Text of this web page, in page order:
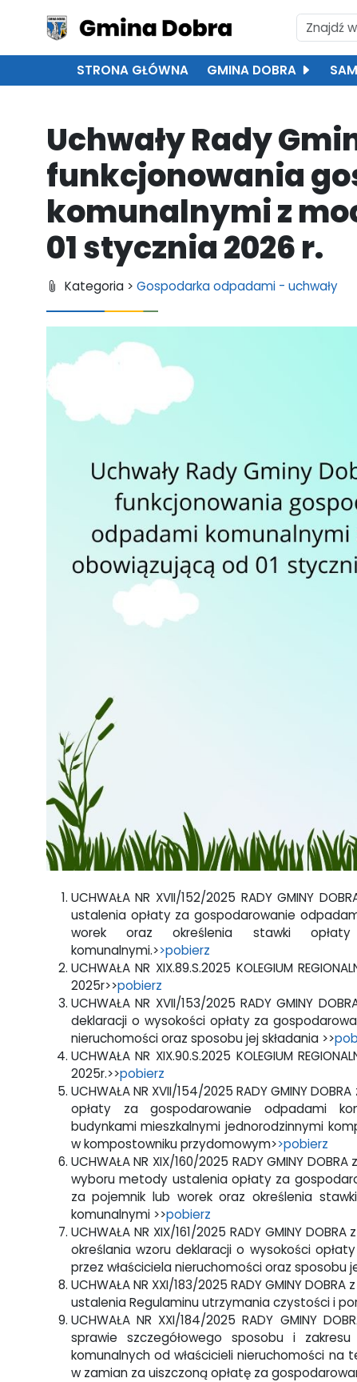
STRONA GŁÓWNA GMINA DOBRA
Uchwały Rady
funkcjonowania
komunalnymi z
01 stycznia 2026 r.
Kategoria >Gospodarka odpadami - uchwały
UCHWAŁA NR XVII/152/2025 RADY GMINY
ustalenia opłaty za gospodarowanie
worek oraz określenia stawki opłaty
komunalnymi.>>pobierz
UCHWAŁA NR XIX.89.S.2025 KOLEGIUM
2025r>>pobierz
UCHWAŁA NR XVII/153/2025 RADY GMINY
deklaracji o wysokości opłaty za
nieruchomości oraz sposobu jej składania >>
UCHWAŁA NR XIX.90.S.2025 KOLEGIUM
2025r.>>pobierz
UCHWAŁA NR XVII/154/2025 RADY GMINY
opłaty za gospodarowanie odpadami
budynkami mieszkalnymi jednorodzinnymi
w kompostowniku przydomowym>>pobierz
UCHWAŁA NR XIX/160/2025 RADY GMINY
wyboru metody ustalenia opłaty za
za pojemnik lub worek oraz określenia
komunalnymi >>pobierz
UCHWAŁA NR XIX/161/2025 RADY GMINY
określania wzoru deklaracji o wysokości
przez właściciela nieruchomości oraz sposobu
UCHWAŁA NR XXI/183/2025 RADY GMINY
ustalenia Regulaminu utrzymania czystości i
UCHWAŁA NR XXI/184/2025 RADY GMINY
sprawie szczegółowego sposobu i
komunalnych od właścicieli nieruchomości
w zamian za uiszczoną opłatę za